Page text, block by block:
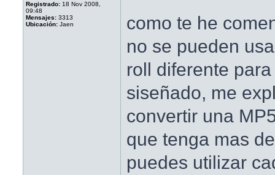
Registrado: 18 Nov 2008,
09:48
Mensajes: 3313
Ubicación: Jaen
como te he
no se pueden
roll diferente
siseñado, me
convertir una
que tenga mas
puedes utilizar